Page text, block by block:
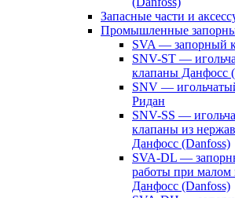
Запасные части и
Промышленные
SVA — запорный
SNV-ST —
клапаны Данфосс
SNV —
Ридан
SNV-SS —
клапаны из
Данфосс (Danfoss)
SVA-DL —
работы при малом
Данфосс (Danfoss)